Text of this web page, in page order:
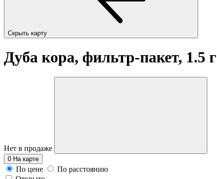
Скрыть карту
Дуба кора, фильтр-пакет, 1.5 г
Нет в продаже
0 На карте
По цене
По расстоянию